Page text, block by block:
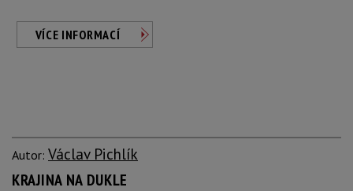
VÍCE INFORMACÍ
Autor: Václav Pichlík
KRAJINA NA DUKLE